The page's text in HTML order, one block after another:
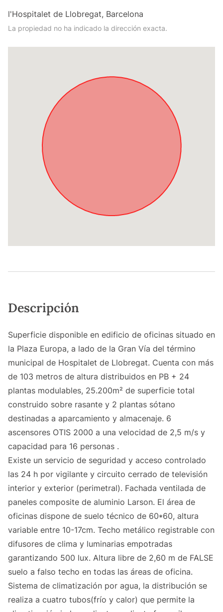
l'Hospitalet de Llobregat, Barcelona
La propiedad no ha indicado la dirección exacta.
Descripción
Superficie disponible en edificio de oficinas situado en
la Plaza Europa, a lado de la Gran Vía del término
municipal de Hospitalet de Llobregat. Cuenta con más
de 103 metros de altura distribuidos en PB + 24
plantas modulables, 25.200m² de superficie total
construido sobre rasante y 2 plantas sótano
destinadas a aparcamiento y almacenaje. 6
ascensores OTIS 2000 a una velocidad de 2,5 m/s y
capacidad para 16 personas .
Existe un servicio de seguridad y acceso controlado
las 24 h por vigilante y circuito cerrado de televisión
interior y exterior (perimetral). Fachada ventilada de
paneles composite de aluminio Larson. El área de
oficinas dispone de suelo técnico de 60*60, altura
variable entre 10-17cm. Techo metálico registrable con
difusores de clima y luminarias empotradas
garantizando 500 lux. Altura libre de 2,60 m de FALSE
suelo a falso techo en todas las áreas de oficina.
Sistema de climatización por agua, la distribución se
realiza a cuatro tubos(frío y calor) que permite la